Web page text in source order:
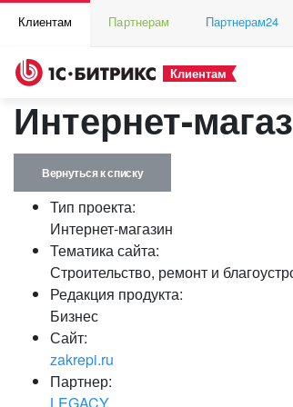
Клиентам Партнерам Партнерам24
Клиентам
Интернет-
Вернуться к списку
Тип проекта:
Интернет-магазин
Тематика сайта:
Строительство, ремонт и
Редакция продукта:
Бизнес
Сайт:
zakrepi.ru
Партнер: